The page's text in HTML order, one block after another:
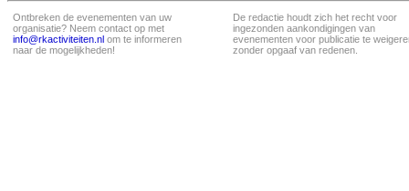
Ontbreken de evenementen van uw
organisatie? Neem contact op met
info@rkactiviteiten.nl om te informeren
naar de mogelijkheden!
De redactie houdt zich het recht voor
ingezonden aankondigingen van
evenementen voor publicatie te
zonder opgaaf van redenen.